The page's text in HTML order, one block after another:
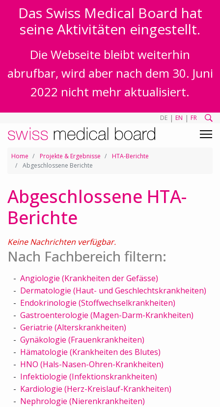
Das Swiss Medical Board hat
seine Aktivitäten eingestellt.
Die Webseite bleibt weiterhin
abrufbar, wird aber nach dem 30. Juni
2022 nicht mehr aktualisiert.
DE | EN | FR
Home Projekte & Ergebnisse
HTA-Berichte
Abgeschlossene Berichte
Abgeschlossene HTA-
Berichte
Keine Nachrichten verfügbar.
Nach Fachbereich filtern:
Angiologie (Krankheiten der Gefässe)
Dermatologie (Haut- und Geschlechtskrankheiten)
Endokrinologie (Stoffwechselkrankheiten)
Gastroenterologie (Magen-Darm-Krankheiten)
Geriatrie (Alterskrankheiten)
Gynäkologie (Frauenkrankheiten)
Hämatologie (Krankheiten des Blutes)
HNO (Hals-Nasen-Ohren-Krankheiten)
Infektiologie (Infektionskrankheiten)
Kardiologie (Herz-Kreislauf-Krankheiten)
Nephrologie (Nierenkrankheiten)